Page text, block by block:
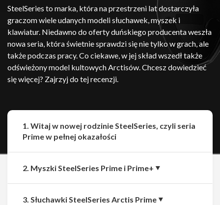
SteelSeries to marka, która na przestrzeni lat dostarczyła
graczom wiele udanych modeli słuchawek, myszek i
klawiatur. Niedawno do oferty duńskiego producenta weszła
nowa seria, która świetnie sprawdzi się nie tylko w grach, ale
także podczas pracy. Co ciekawe, w jej skład wszedł także
odświeżony model kultowych Arctisów. Chcesz dowiedzieć
się więcej? Zajrzyj do tej recenzji.
1. Witaj w nowej rodzinie SteelSeries, czyli seria
Prime w pełnej okazałości
2. Myszki SteelSeries Prime i Prime+
3. Słuchawki SteelSeries Arctis Prime